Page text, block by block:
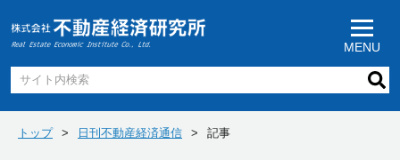
MENU
トップ 日刊不動産経済通信 記事